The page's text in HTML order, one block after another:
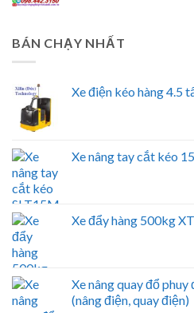
BÁN CHẠY NHẤT
Xe điện kéo hàng 4.5
Xe nâng tay cắt kéo
Xe đẩy hàng 500kg
Xe nâng quay đổ
(nâng điện, quay điện)